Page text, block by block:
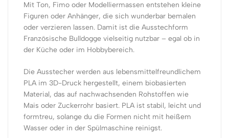
Mit Ton, Fimo oder Modelliermassen entstehen kleine
Figuren oder Anhänger, die sich wunderbar bemalen
oder verzieren lassen. Damit ist die Ausstechform
Französische Bulldogge vielseitig nutzbar – egal ob in
der Küche oder im Hobbybereich.
Die Ausstecher werden aus lebensmittelfreundlichem
PLA im 3D-Druck hergestellt, einem biobasierten
Material, das auf nachwachsenden Rohstoffen wie
Mais oder Zuckerrohr basiert. PLA ist stabil, leicht und
formtreu, solange du die Formen nicht mit heißem
Wasser oder in der Spülmaschine reinigst.